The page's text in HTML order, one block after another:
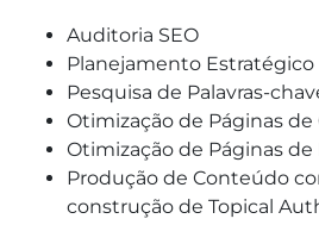
Auditoria SEO
Planejamento Estratégico
Pesquisa de Palavras-
Otimização de Páginas de
Otimização de Páginas
Produção de Conteúdo
construção de Topical